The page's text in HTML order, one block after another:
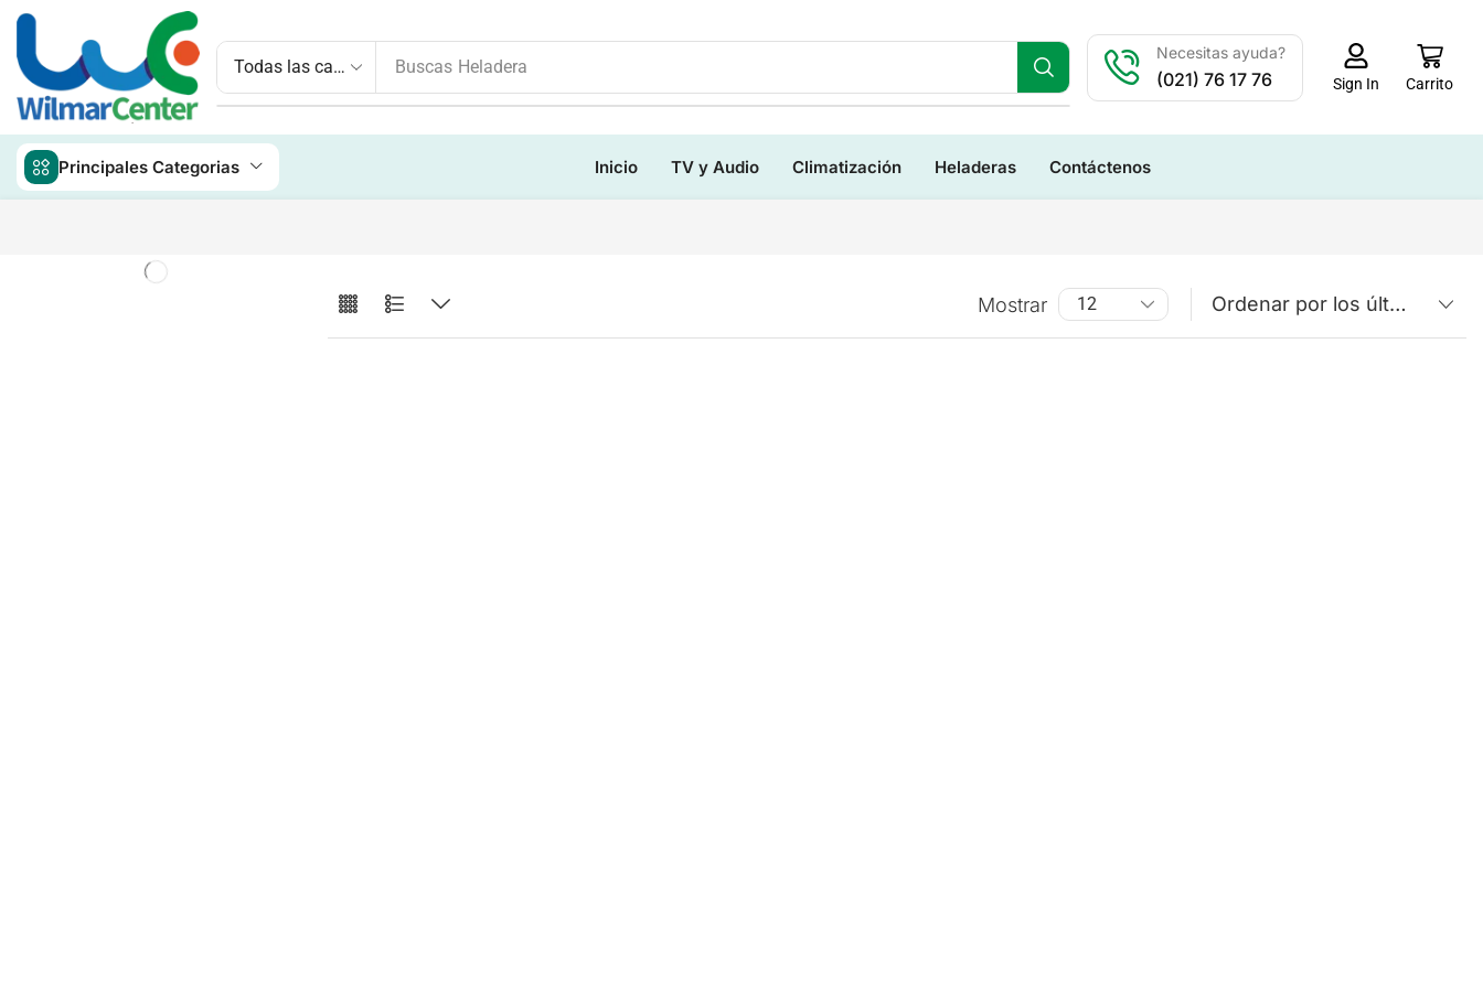
Buscas Heladera
Necesitas ayuda?
(021) 76 17 76 Sign In Carrito
Principales Categorias Inicio TV y Audio Climatización Heladeras Contáctenos
Mostrar